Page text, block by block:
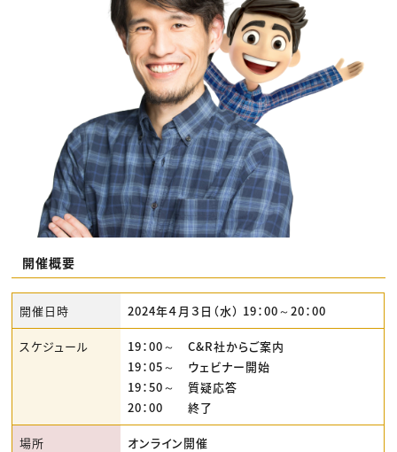
開催概要
開催日時 2024年４月３日（水） 19：00～20：00
スケジュール
19：00～ C&R社からご案内
19：05～ ウェビナー開始
19：50～ 質疑応答
20：00 終了
場所 オンライン開催